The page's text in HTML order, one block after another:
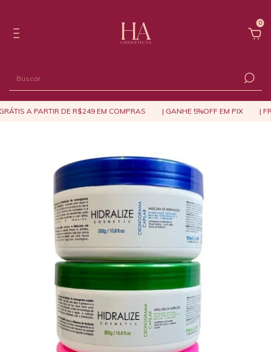
0
A PARTIR DE R$249 EM COMPRAS | GANHE 5%OFF EM PIX |